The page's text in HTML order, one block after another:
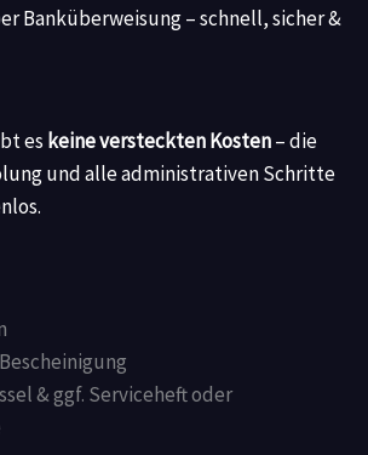
Banküberweisung – schnell, sicher &
es keine versteckten Kosten– die
und alle administrativen Schritte
& ggf. Serviceheft oder